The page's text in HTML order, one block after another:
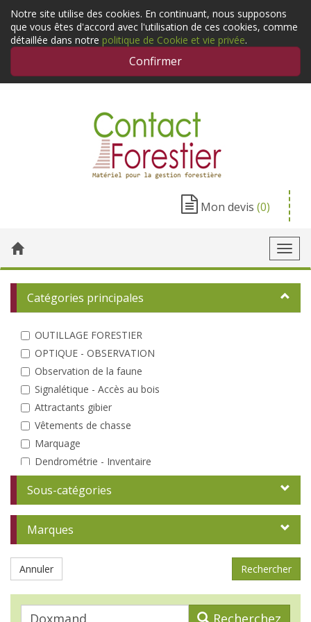
Notre site utilise des cookies. En continuant, nous supposons
que vous êtes d'accord avec l'utilisation de ces cookies, comme
détaillée dans notre politique de Cookie et vie privée.
Confirmer
Mon devis (0)
Catégories principales
OUTILLAGE FORESTIER
OPTIQUE - OBSERVATION
Observation de la faune
Signalétique - Accès au bois
Attractants gibier
Vêtements de chasse
Marquage
Dendrométrie - Inventaire
Elagage - Taille
Coin du bûcheron
Débardage
Entretien des peuplements
A la plantation
Tuteurs - Piquets
Sous-catégories
Marques
Annuler
Recherchez